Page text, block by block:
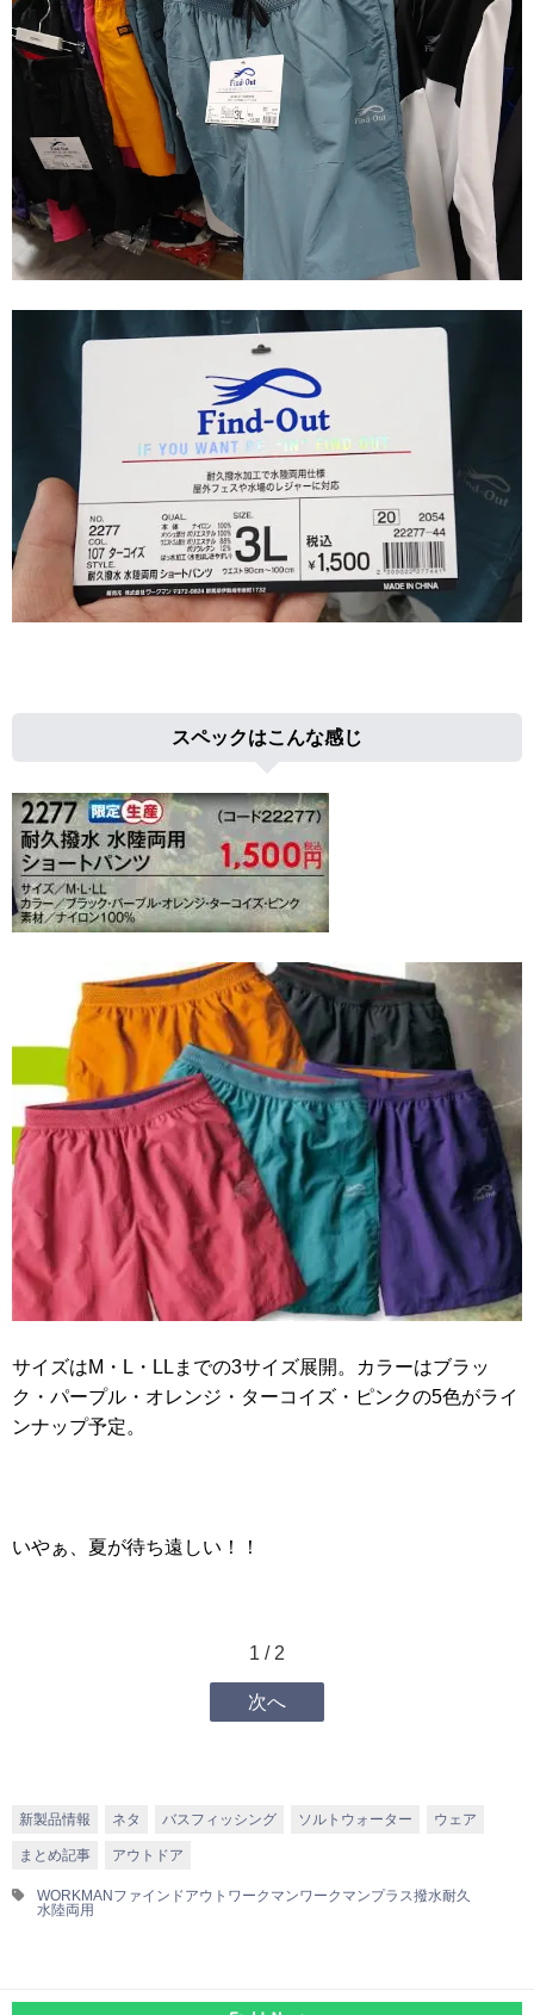
スペックはこんな感じ
サイズはM・L・LLまでの3サイズ展開。カラーはブラッ
ク・パープル・オレンジ・ターコイズ・ピンクの5色がライ
ンナップ予定。
いやぁ、夏が待ち遠しい！！
1 / 2
次へ
新製品情報 ネタ バスフィッシング ソルトウォーター ウェア
まとめ記事 アウトドア
WORKMAN ファインドアウト ワークマンワークマンプラス撥水耐久
水陸両用